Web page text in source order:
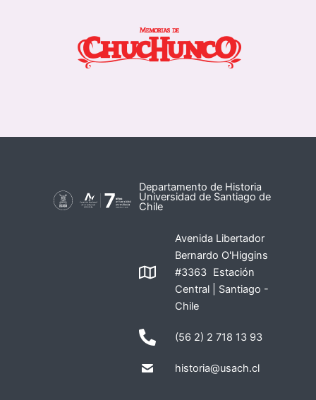
Departamento de Historia
Universidad de Santiago de
Chile
Avenida Libertador
Bernardo O'Higgins
#3363 Estación
Central | Santiago -
Chile
(56 2) 2 718 13 93
historia@usach.cl